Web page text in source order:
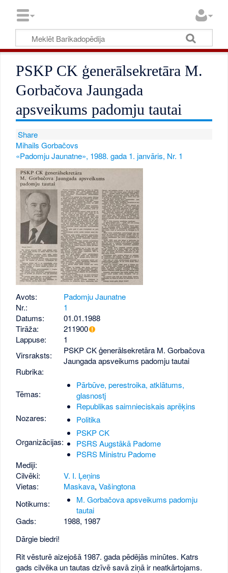
PSKP CK ģenerālsekretāra M.
Gorbačova Jaungada
apsveikums padomju tautai
Share
Mihails Gorbačovs
«Padomju Jaunatne», 1988. gada 1. janvāris, Nr. 1
Avots:
Padomju Jaunatne
Nr.:
1
Datums:
01.01.1988
Tirāža:
211900
Lappuse:
1
Virsraksts:
PSKP CK ģenerālsekretāra M. Gorbačova
Jaungada apsveikums padomju tautai
Rubrika:
Tēmas:
Pārbūve, perestroika, atklātums,
glasnostj
Republikas saimnieciskais aprēķins
Nozares:
Politika
Organizācijas:
PSKP CK
PSRS Augstākā Padome
PSRS Ministru Padome
Mediji:
Cilvēki:
V. I. Ļeņins
Vietas:
Maskava,Vašingtona
Notikums:
M. Gorbačova apsveikums padomju
tautai
Gads:
1988, 1987
Dārgie biedri!
Rit vēsturē aizejošā 1987. gada pēdējās minūtes. Katrs
gads cilvēka un tautas dzīvē savā ziņā ir neatkārtojams.